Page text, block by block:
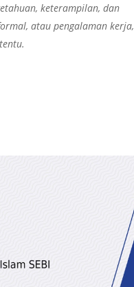
keterampilan, dan
atau pengalaman kerja,